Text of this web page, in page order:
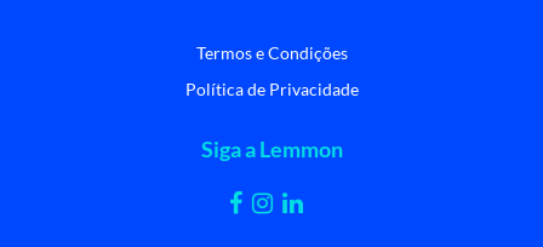
Termos e Condições
Política de Privacidade
Siga a Lemmon